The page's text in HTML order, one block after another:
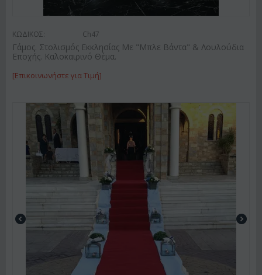
ΚΩΔΙΚΟΣ: Ch47
Γάμος. Στολισμός Εκκλησίας Με "Μπλε Βάντα" & Λουλούδια
Εποχής. Καλοκαιρινό Θέμα.
[Επικοινωνήστε για Τιμή]